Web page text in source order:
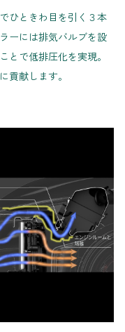
ひときわ目を引く３本
ーには排気バルブを設
とで低排圧化を実現。
貢献します。